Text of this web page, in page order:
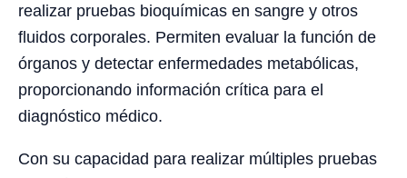
realizar pruebas bioquímicas en sangre y otros
fluidos corporales. Permiten evaluar la función de
órganos y detectar enfermedades metabólicas,
proporcionando información crítica para el
diagnóstico médico.
Con su capacidad para realizar múltiples pruebas